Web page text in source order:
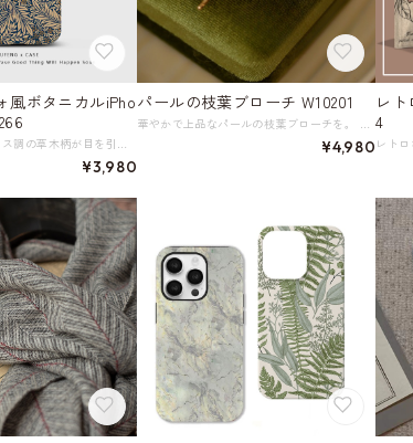
風ボタニカルiPho
アンティークなモリス調の草木柄が目を引くiPhoneケース。 個性的なボタニカル柄が、お手持ちのiPhoneを華やかに演出し、どんなシーンでも存在感を発揮します。 《機種》 iPhone 各種（オプションでご確認後、選択してください） 《素材》 高品質PCハードケース＋TPUインナーケース ◇人気のおすすめアイテムをもっと見る https://shop.harmonique.net/categories/5911182 ◇商品を購入する前にこちらの【ご購入前に必ずお読みください】をご確認の上お買い求めください。 https://shop.harmonique.net/blog/2024/06/25/010751 《注意事項》 *harmoniqueではお客様からのご注文を受け、お客様の商品を製作・取り寄せしております。 *基本的にお取り寄せ商品となるため、発送までに《1～3週間前後》お時間をいただいております。 *ご覧いただいているPCやスマートフォンの画面により実物と多少色合いが異なる場合がございます。 *イメージ違いやサイズ違い等、その他お客様都合によりますキャンセル・返品交換はご遠慮ください。 トップページはこちら https://shop.harmonique.net/
¥3,980
パールの枝葉ブローチ W10201
華やかで上品なパールの枝葉ブローチを。 エレガントなデザインが、お洒落な装いにぴったりのアクセサリーとして活躍してくれます。 パーティーや結婚式などの特別なイベントにも華を添えてくれるお洒落なアクセサリー。 《サイズ》 横幅16 縦幅59 ※単位：mm 重量6.7g 《素材》 淡水真珠 ◇人気のおすすめアイテムをもっと見る https://shop.harmonique.net/categories/5911182 ◇商品を購入する前にこちらの【ご購入前に必ずお読みください】をご確認の上お買い求めください。 https://shop.harmonique.net/blog/2024/06/25/010751 《注意事項》 *harmoniqueではお客様からのご注文を受け、お客様の商品を製作・取り寄せております。 *基本的にお取り寄せ商品となるため、発送までに《1～3週間前後》お時間をいただいております。 *ご覧いただいているPCやスマートフォンの画面により実物と多少色合いが異なる場合がございます。 *イメージ違いやサイズ違い等、その他お客様都合によりますキャンセル・返品交換はご遠慮ください。 トップページはこちら https://shop.harmonique.net/
¥4,980
レ
4